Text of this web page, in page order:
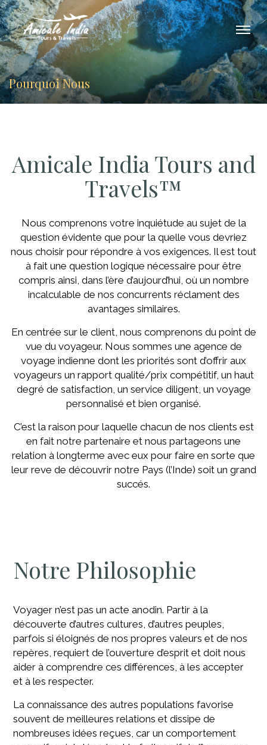
Pourquoi Nous
Amicale India Tours and
Travels™
Nous comprenons votre inquiétude au sujet de la
question évidente que pour la quelle vous devriez
nous choisir pour répondre à vos exigences. Il est tout
à fait une question logique nécessaire pour être
compris ainsi, dans l’ère d’aujourd’hui, où un nombre
incalculable de nos concurrents réclament des
avantages similaires.
En centrée sur le client, nous comprenons du point de
vue du voyageur. Nous sommes une agence de
voyage indienne dont les priorités sont d’offrir aux
voyageurs un rapport qualité/prix compétitif, un haut
degré de satisfaction, un service diligent, un voyage
personnalisé et bien organisé.
C’est la raison pour laquelle chacun de nos clients est
en fait notre partenaire et nous partageons une
relation à longterme avec eux pour faire en sorte que
leur reve de découvrir notre Pays (l’Inde) soit un grand
succés.
Notre Philosophie
Voyager n’est pas un acte anodin. Partir à la
découverte d’autres cultures, d’autres peuples,
parfois si éloignés de nos propres valeurs et de nos
repères, requiert de l’ouverture d’esprit et doit nous
aider à comprendre ces différences, à les accepter
et à les respecter.
La connaissance des autres populations favorise
souvent de meilleures relations et dissipe de
nombreuses idées reçues, car un comportement